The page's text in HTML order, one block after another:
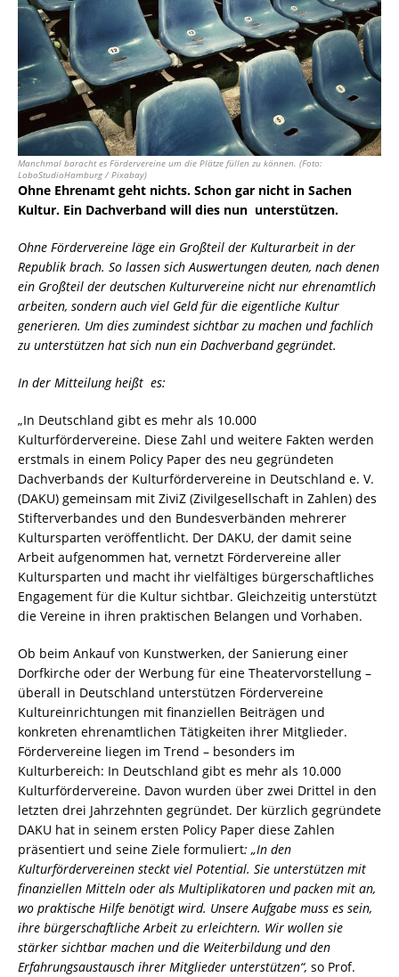
Manchmal baracht es Fördervereine um die Plätze füllen zu können. (Foto:
LoboStudioHamburg / Pixabay)
Ohne Ehrenamt geht nichts. Schon gar nicht in Sachen
Kultur. Ein Dachverband will dies nun unterstützen.
Ohne Fördervereine läge ein Großteil der Kulturarbeit in der
Republik brach. So lassen sich Auswertungen deuten, nach denen
ein Großteil der deutschen Kulturvereine nicht nur ehrenamtlich
arbeiten, sondern auch viel Geld für die eigentliche Kultur
generieren. Um dies zumindest sichtbar zu machen und fachlich
zu unterstützen hat sich nun ein Dachverband gegründet.
In der Mitteilung heißt es:
„In Deutschland gibt es mehr als 10.000
Kulturfördervereine. Diese Zahl und weitere Fakten werden
erstmals in einem Policy Paper des neu gegründeten
Dachverbands der Kulturfördervereine in Deutschland e. V.
(DAKU) gemeinsam mit ZiviZ (Zivilgesellschaft in Zahlen) des
Stifterverbandes und den Bundesverbänden mehrerer
Kultursparten veröffentlicht. Der DAKU, der damit seine
Arbeit aufgenommen hat, vernetzt Fördervereine aller
Kultursparten und macht ihr vielfältiges bürgerschaftliches
Engagement für die Kultur sichtbar. Gleichzeitig unterstützt
die Vereine in ihren praktischen Belangen und Vorhaben.
Ob beim Ankauf von Kunstwerken, der Sanierung einer
Dorfkirche oder der Werbung für eine Theatervorstellung –
überall in Deutschland unterstützen Fördervereine
Kultureinrichtungen mit finanziellen Beiträgen und
konkreten ehrenamtlichen Tätigkeiten ihrer Mitglieder.
Fördervereine liegen im Trend – besonders im
Kulturbereich: In Deutschland gibt es mehr als 10.000
Kulturfördervereine. Davon wurden über zwei Drittel in den
letzten drei Jahrzehnten gegründet. Der kürzlich gegründete
DAKU hat in seinem ersten Policy Paper diese Zahlen
präsentiert und seine Ziele formuliert: „In den
Kulturfördervereinen steckt viel Potential. Sie unterstützen mit
finanziellen Mitteln oder als Multiplikatoren und packen mit an,
wo praktische Hilfe benötigt wird. Unsere Aufgabe muss es sein,
ihre bürgerschaftliche Arbeit zu erleichtern. Wir wollen sie
stärker sichtbar machen und die Weiterbildung und den
Erfahrungsaustausch ihrer Mitglieder unterstützen“, so Prof.